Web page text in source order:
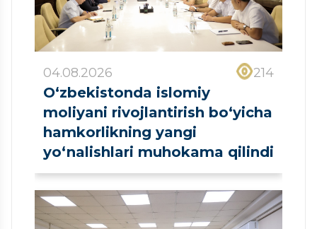
04.08.2026 214
O‘zbekistonda islomiy
moliyani rivojlantirish bo‘yicha
hamkorlikning yangi
yo‘nalishlari muhokama qilindi